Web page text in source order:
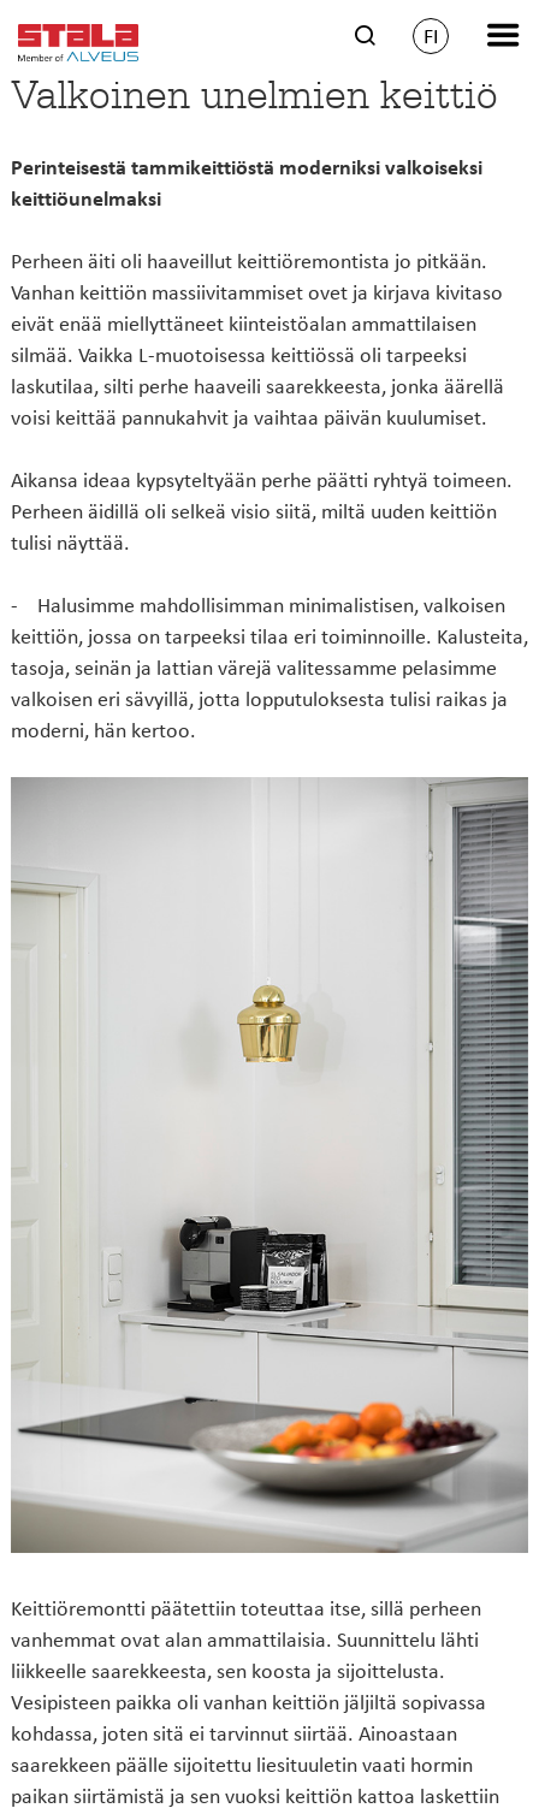
FI
Valkoinen unelmien keittiö
Perinteisestä tammikeittiöstä moderniksi valkoiseksi
keittiöunelmaksi
Perheen äiti oli haaveillut keittiöremontista jo pitkään.
Vanhan keittiön massiivitammiset ovet ja kirjava kivitaso
eivät enää miellyttäneet kiinteistöalan ammattilaisen
silmää. Vaikka L-muotoisessa keittiössä oli tarpeeksi
laskutilaa, silti perhe haaveili saarekkeesta, jonka äärellä
voisi keittää pannukahvit ja vaihtaa päivän kuulumiset.
Aikansa ideaa kypsyteltyään perhe päätti ryhtyä toimeen.
Perheen äidillä oli selkeä visio siitä, miltä uuden keittiön
tulisi näyttää.
- Halusimme mahdollisimman minimalistisen, valkoisen
keittiön, jossa on tarpeeksi tilaa eri toiminnoille. Kalusteita,
tasoja, seinän ja lattian värejä valitessamme pelasimme
valkoisen eri sävyillä, jotta lopputuloksesta tulisi raikas ja
moderni, hän kertoo.
Keittiöremontti päätettiin toteuttaa itse, sillä perheen
vanhemmat ovat alan ammattilaisia. Suunnittelu lähti
liikkeelle saarekkeesta, sen koosta ja sijoittelusta.
Vesipisteen paikka oli vanhan keittiön jäljiltä sopivassa
kohdassa, joten sitä ei tarvinnut siirtää. Ainoastaan
saarekkeen päälle sijoitettu liesituuletin vaati hormin
paikan siirtämistä ja sen vuoksi keittiön kattoa laskettiin